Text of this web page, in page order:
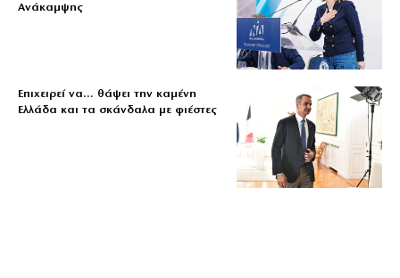
Ανάκαμψης
Επιχειρεί να… θάψει την καμένη
Ελλάδα και τα σκάνδαλα με φιέστες